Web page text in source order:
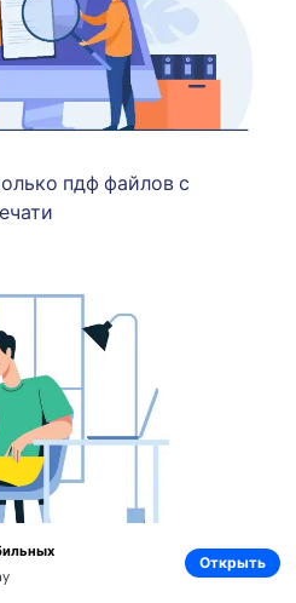
Открыть
пдф файлов с